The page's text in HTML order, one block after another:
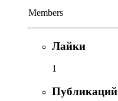
Members
Лайки
1
Публикаций